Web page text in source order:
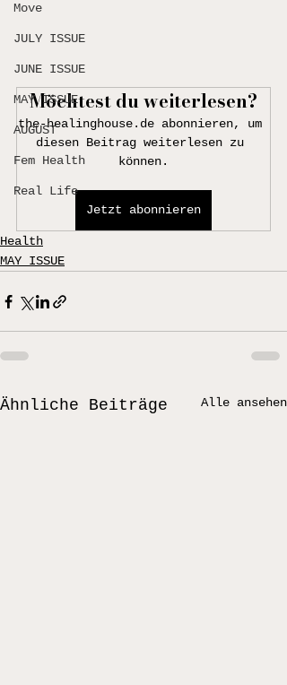
Move
JULY ISSUE
JUNE ISSUE
MAY ISSUE
AUGUST
Fem Health
Real Life
Möchtest du weiterlesen?
the-healinghouse.de abonnieren, um
diesen Beitrag weiterlesen zu
können.
Jetzt abonnieren
Health
MAY ISSUE
Ähnliche Beiträge Alle ansehen